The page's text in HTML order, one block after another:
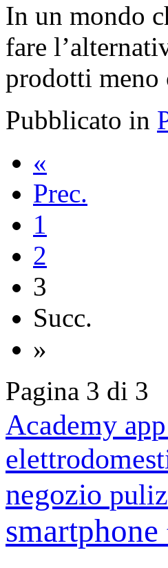
In un mondo
fare
prodotti meno
Pubblicato in
«
Prec.
1
2
3
Succ.
»
Pagina 3 di 3
Academy app
negozio
smartphone